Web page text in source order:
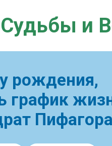
Судьбы и
рождения,
график